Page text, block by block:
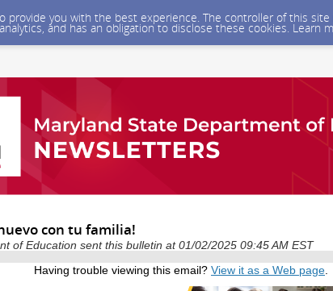
you with the best experience. The controller of this
and has an obligation to disclose these cookies. Learn
con tu familia!
of Education sent this bulletin at 01/02/2025 09:45 AM EST
Having trouble viewing this email? View it as a Web page